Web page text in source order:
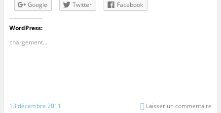
Google
Twitter Facebook
WordPress:
chargement…
13 décembre 2011 Laisser un commentaire